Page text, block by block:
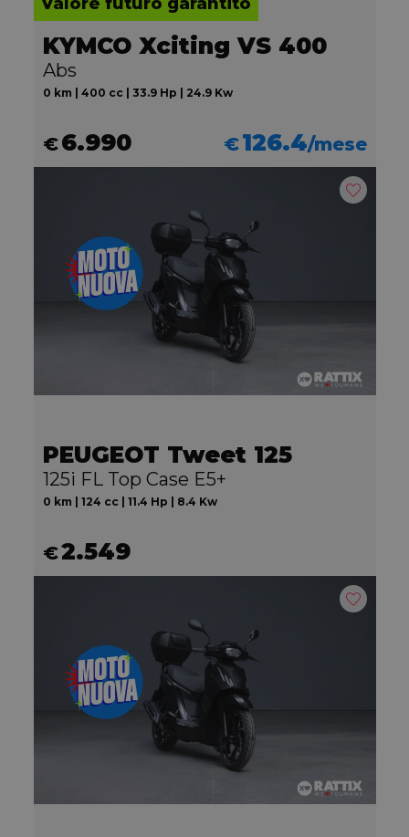
Valore futuro garantito
KYMCO Xciting VS 400
Abs
0 km | 400 cc | 33.9 Hp | 24.9 Kw
€6.990 €126.4/mese
PEUGEOT Tweet 125
125i FL Top Case E5+
0 km | 124 cc | 11.4 Hp | 8.4 Kw
€2.549